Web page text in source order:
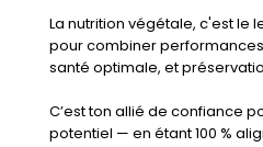
La nutrition végétale, c'est le
pour combiner
santé optimale, et
C’est ton allié de confiance
potentiel — en étant 100 %